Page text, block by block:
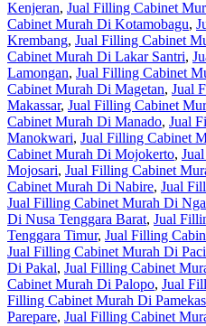
Kenjeran, Jual Filling Cabinet
Cabinet Murah Di Kotamobagu,
Krembang, Jual Filling Cabinet
Cabinet Murah Di Lakar Santri,
Lamongan, Jual Filling Cabinet
Cabinet Murah Di Magetan, Jual
Makassar, Jual Filling Cabinet
Cabinet Murah Di Manado, Jual
Manokwari, Jual Filling Cabinet
Cabinet Murah Di Mojokerto,
Mojosari, Jual Filling Cabinet
Cabinet Murah Di Nabire, Jual
Jual Filling Cabinet Murah Di
Di Nusa Tenggara Barat, Jual
Tenggara Timur, Jual Filling
Jual Filling Cabinet Murah Di
Di Pakal, Jual Filling Cabinet
Cabinet Murah Di Palopo, Jual
Filling Cabinet Murah Di
Parepare, Jual Filling Cabinet